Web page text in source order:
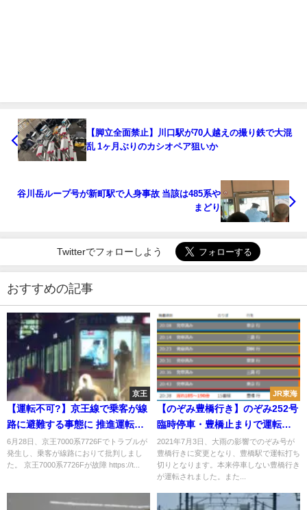
【脚立全面禁止】川口駅が70人越えの撮り鉄で大混
乱 1ヶ月ぶりのカシオペア狙いか
谷川岳ループ号が新町駅で人身事故 当該は485系や
まどり
Twitterでフォローしよう
おすすめの記事
京王
【運転不可?】京王線で乗客が線
路に避難する事態に 推進運転で
回送
6月28日、京王7000系7726Fでトラブルが
発生し、乗客が線路におりて批判しまし
た。 京王7000系7726Fが故障 https://t...
JR東海
【のぞみ豊橋行き】のぞみ252号
臨時停車・豊橋止まりで運転打
ち切りに 小田原行きも運転
2021年7月3日、大雨の影響でのぞみ号が
豊橋行きに変更となり、豊橋駅で運転打ち
切りとなります。本来停車しない豊橋行き
が運転されました。また...